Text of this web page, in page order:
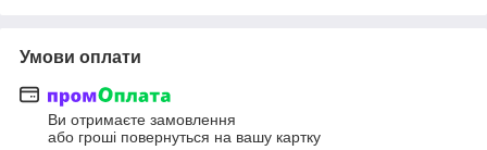
Умови оплати
Ви отримаєте замовлення
або гроші повернуться на вашу картку